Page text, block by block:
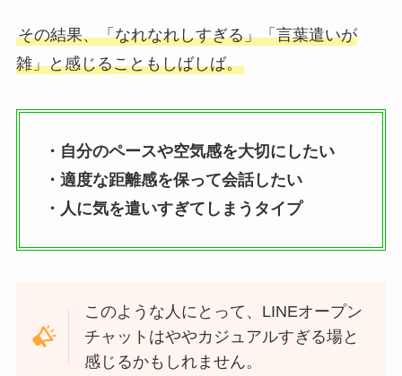
その結果、「なれなれしすぎる」「言葉遣いが
雑」と感じることもしばしば。
・自分のペースや空気感を大切にしたい
・適度な距離感を保って会話したい
・人に気を遣いすぎてしまうタイプ
このような人にとって、LINEオープン
チャットはややカジュアルすぎる場と
感じるかもしれません。